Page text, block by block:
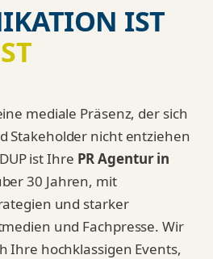
IST
mediale Präsenz, der sich
Stakeholder nicht entziehen
ist Ihre PR Agentur in
30 Jahren, mit
und starker
und Fachpresse. Wir
Ihre hochklassigen Events,